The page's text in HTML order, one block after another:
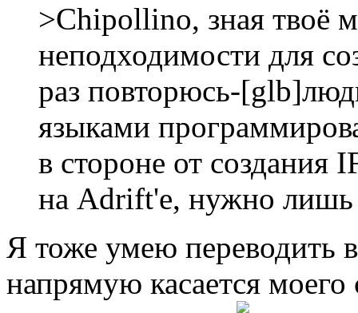
>Chipollino, зная твоё
неподходимости для
раз повторюсь-
языками
в стороне от создания
на Adrift'e, нужно
Я тоже умею переводить
напрямую касается моего